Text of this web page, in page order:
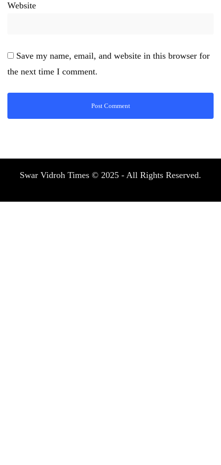
Website
Save my name, email, and website in this browser for
the next time I comment.
Swar Vidroh Times © 2025 - All Rights Reserved.